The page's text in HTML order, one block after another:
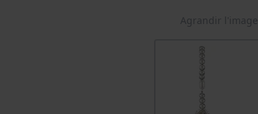
Agrandir l'image